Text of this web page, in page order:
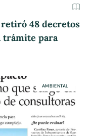
48 decretos
trámite para
AMBIENTAL